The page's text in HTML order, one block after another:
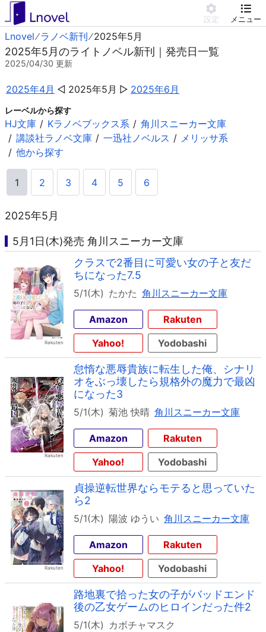
設定 メニュー
Lnovel ラノベ新刊 2025年5月
2025年5月のライトノベル新刊｜発売日一覧
2025/04/30 更新
2025年4月 2025年5月 2025年6月
レーベルから探す
HJ文庫 Kラノベブックス系
角川スニーカー文庫
講談社ラノベ文庫
一迅社ノベルス
メリッサ系
他から探す
1 2 3 4 5 6
2025年5月
5月1日(木)発売 角川スニーカー文庫
クラスで2番目に可愛い女の子と友だ
ちになった7.5
5/1(木) たかた 角川スニーカー文庫
Amazon
Rakuten
Yahoo!
Yodobashi
怠惰な悪辱貴族に転生した俺、シナリ
オをぶっ壊したら規格外の魔力で最凶
になった3
5/1(木) 菊池 快晴 角川スニーカー文庫
Amazon
Rakuten
Yahoo!
Yodobashi
貞操逆転世界ならモテると思っていた
ら2
5/1(木) 陽波 ゆうい 角川スニーカー文庫
Amazon
Rakuten
Yahoo!
Yodobashi
路地裏で拾った女の子がバッドエンド
後の乙女ゲームのヒロインだった件2
5/1(木) カボチャマスク